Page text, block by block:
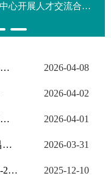
湖北民族大学与宜都市公共就业服务中心开展人才交流合作座谈会
湖北民族大学与宜都市公共就业服务中心开展人才交流合作座谈会 2026-04-08
2026-04-02
草坪春招聚英才，民大学子竞逐梦——我校组织60余名应届毕业生赴宜昌市参加“潮涌三峡·才聚宜昌”2026年宜昌市高校毕业生春季招聘会 2026-04-01
精准对接 筑梦前行——我校赴宜昌、黄冈10所高中开展本科生招生宣传活动 2026-03-31
我校2017届毕业生王美玲荣获2024-2025年度“高校毕业生基层就业卓越奖学（教）金” 2025-12-10